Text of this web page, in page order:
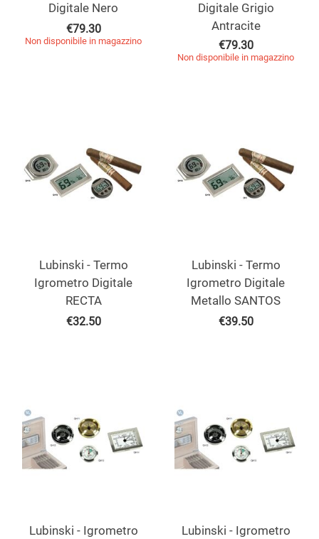
Digitale Nero
€79.30
Non disponibile in magazzino
Digitale Grigio
Antracite
€79.30
Non disponibile in magazzino
Lubinski - Termo
Igrometro Digitale
RECTA
€32.50
Lubinski - Termo
Igrometro Digitale
Metallo SANTOS
€39.50
Lubinski - Igrometro
Lubinski - Igrometro